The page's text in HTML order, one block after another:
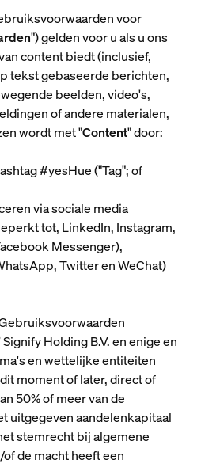
voor
") gelden voor u als u ons
content biedt (inclusief,
tekst gebaseerde berichten,
beelden, video's,
of andere materialen,
wordt met "Content" door:
#yesHue ("Tag"; of
via sociale media
tot, LinkedIn, Instagram,
Messenger),
Twitter en WeChat)
Holding B.V. en enige en
en wettelijke entiteiten
moment of later, direct of
50% of meer van de
uitgegeven aandelenkapitaal
stemrecht bij algemene
de macht heeft een